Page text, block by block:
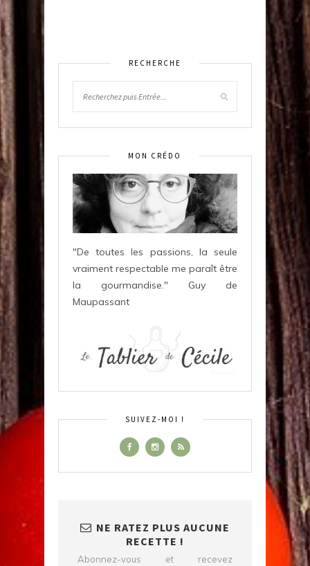
RECHERCHE
MON CRÉDO
"De toutes les passions, la seule
vraiment respectable me paraît être
la gourmandise." Guy de
Maupassant
SUIVEZ-MOI !
NE RATEZ PLUS AUCUNE
RECETTE !
Abonnez-vous et recevez